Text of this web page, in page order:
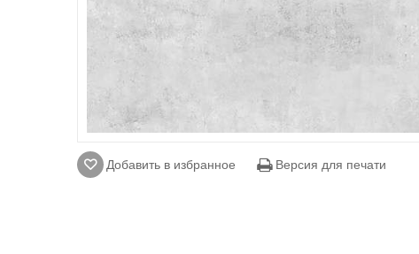
Добавить в избранное Версия для печати